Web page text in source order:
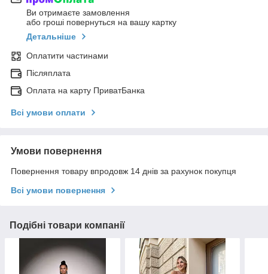
Ви отримаєте замовлення
або гроші повернуться на вашу картку
Детальніше
Оплатити частинами
Післяплата
Оплата на карту ПриватБанка
Всі умови оплати
Умови повернення
Повернення товару впродовж 14 днів за рахунок покупця
Всі умови повернення
Подібні товари компанії